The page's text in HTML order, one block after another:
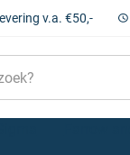
v.a. €50,-